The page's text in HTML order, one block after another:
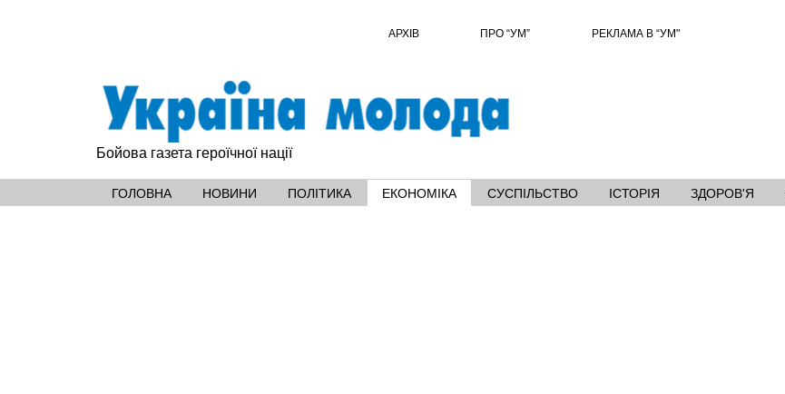
АРХІВ ПРО “УМ” РЕКЛАМА В “УМ"
Бойова газета героїчної нації
ГОЛОВНА НОВИНИ ПОЛІТИКА ЕКОНОМІКА СУСПІЛЬСТВО ІСТОРІЯ ЗДОРОВ'Я